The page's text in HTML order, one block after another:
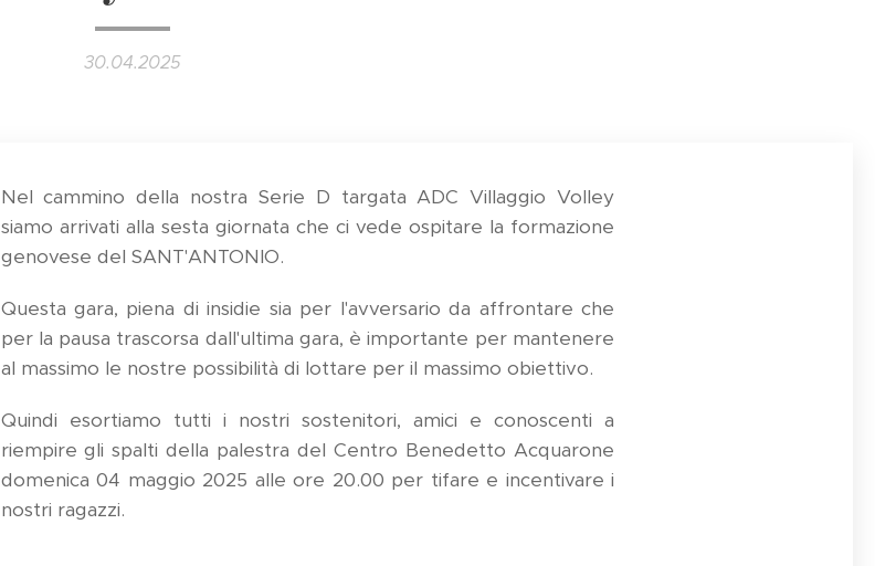
30.04.2025
Nel cammino della nostra Serie D targata ADC Villaggio Volley
siamo arrivati alla sesta giornata che ci vede ospitare la formazione
genovese del SANT'ANTONIO.
Questa gara, piena di insidie sia per l'avversario da affrontare che
per la pausa trascorsa dall'ultima gara, è importante per mantenere
al massimo le nostre possibilità di lottare per il massimo obiettivo.
Quindi esortiamo tutti i nostri sostenitori, amici e conoscenti a
riempire gli spalti della palestra del Centro Benedetto Acquarone
domenica 04 maggio 2025 alle ore 20.00 per tifare e incentivare i
nostri ragazzi.